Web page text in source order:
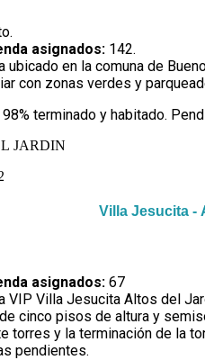
asignados: 142.
ubicado en la comuna de
con zonas verdes y
terminado y habitado.
Villa Jesucita -
asignados: 67
VIP Villa Jesucita Altos del
cinco pisos de altura y
torres y la terminación de la
pendientes.